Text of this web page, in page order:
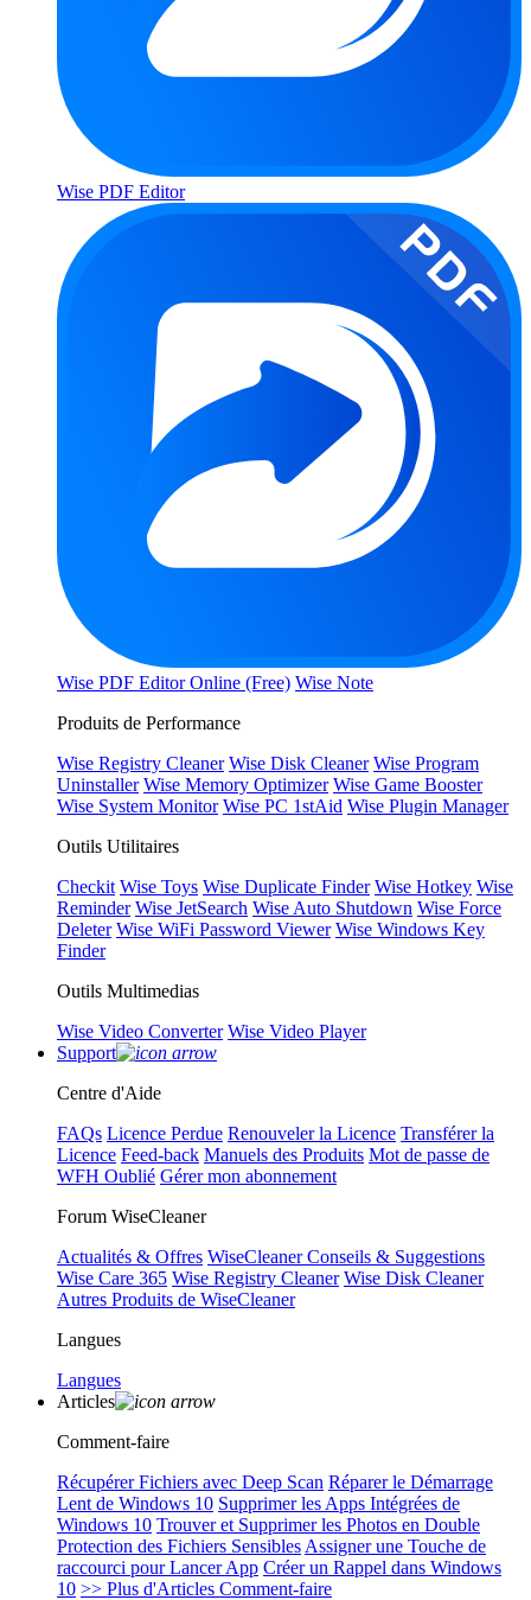
Wise PDF Editor
Wise PDF Editor Online (Free) Wise Note
Produits de Performance
Wise Registry Cleaner Wise Disk Cleaner Wise Program
Uninstaller Wise Memory Optimizer Wise Game Booster
Wise System Monitor Wise PC 1stAid Wise Plugin Manager
Outils Utilitaires
Checkit Wise Toys Wise Duplicate Finder Wise Hotkey Wise
Reminder Wise JetSearch Wise Auto Shutdown Wise Force
Deleter Wise WiFi Password Viewer Wise Windows Key
Finder
Outils Multimedias
Wise Video Converter Wise Video Player
Support
Centre d'Aide
FAQs Licence Perdue Renouveler la Licence Transférer la
Licence Feed-back Manuels des Produits Mot de passe de
WFH Oublié Gérer mon abonnement
Forum WiseCleaner
Actualités & Offres WiseCleaner Conseils & Suggestions
Wise Care 365 Wise Registry Cleaner Wise Disk Cleaner
Autres Produits de WiseCleaner
Langues
Langues
Articles
Comment-faire
Récupérer Fichiers avec Deep Scan Réparer le Démarrage
Lent de Windows 10 Supprimer les Apps Intégrées de
Windows 10 Trouver et Supprimer les Photos en Double
Protection des Fichiers Sensibles Assigner une Touche de
raccourci pour Lancer App Créer un Rappel dans Windows
10 >> Plus d'Articles Comment-faire